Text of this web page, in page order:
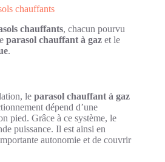
chauffants
chauffants, chacun pourvu
parasol chauffant à gaz et le
.
le parasol chauffant à gaz
dépend d’une
pied. Grâce à ce système, le
puissance. Il est ainsi en
autonomie et de couvrir